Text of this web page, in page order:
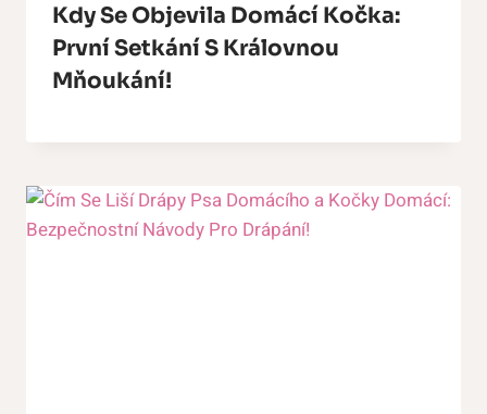
Kdy Se Objevila Domácí Kočka:
První Setkání S Královnou
Mňoukání!